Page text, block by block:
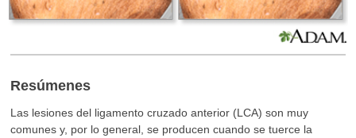
Resúmenes
Las lesiones del ligamento cruzado anterior (LCA) son muy
comunes y, por lo general, se producen cuando se tuerce la